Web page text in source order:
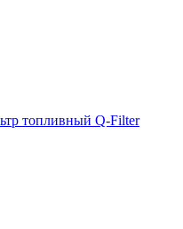
топливный Q-Filter